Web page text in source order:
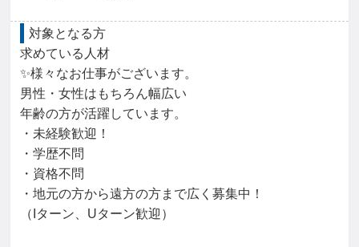
対象となる方
求めている人材
✨様々なお仕事がございます。
男性・女性はもちろん幅広い
年齢の方が活躍しています。
・未経験歓迎！
・学歴不問
・資格不問
・地元の方から遠方の方まで広く募集中！
（Iターン、Uターン歓迎）